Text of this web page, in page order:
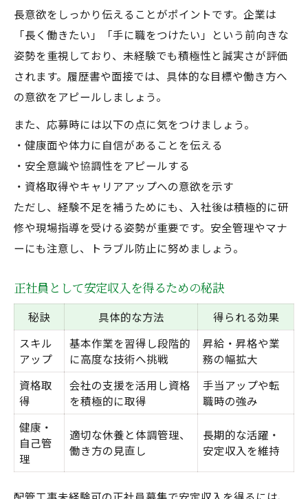
長意欲をしっかり伝えることがポイントです。企業は
「長く働きたい」「手に職をつけたい」という前向きな
姿勢を重視しており、未経験でも積極性と誠実さが評価
されます。履歴書や面接では、具体的な目標や働き方へ
の意欲をアピールしましょう。
また、応募時には以下の点に気をつけましょう。
・健康面や体力に自信があることを伝える
・安全意識や協調性をアピールする
・資格取得やキャリアアップへの意欲を示す
ただし、経験不足を補うためにも、入社後は積極的に研
修や現場指導を受ける姿勢が重要です。安全管理やマナ
ーにも注意し、トラブル防止に努めましょう。
正社員として安定収入を得るための秘訣
秘訣 具体的な方法
得られる効果
スキル
アップ
基本作業を習得し段階的
に高度な技術へ挑戦
昇給・昇格や業
務の幅拡大
資格取
得
会社の支援を活用し資格
を積極的に取得
手当アップや転
職時の強み
健康・
自己管
理
適切な休養と体調管理、
働き方の見直し
長期的な活躍・
安定収入を維持